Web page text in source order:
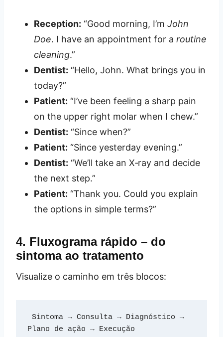
Reception: “Good morning, I’m John
Doe. I have an appointment for a routine
cleaning.”
Dentist: “Hello, John. What brings you in
today?”
Patient: “I’ve been feeling a sharp pain
on the upper right molar when I chew.”
Dentist: “Since when?”
Patient: “Since yesterday evening.”
Dentist: “We’ll take an X‑ray and decide
the next step.”
Patient: “Thank you. Could you explain
the options in simple terms?”
4. Fluxograma rápido – do
sintoma ao tratamento
Visualize o caminho em três blocos:
Plano de ação → Execução